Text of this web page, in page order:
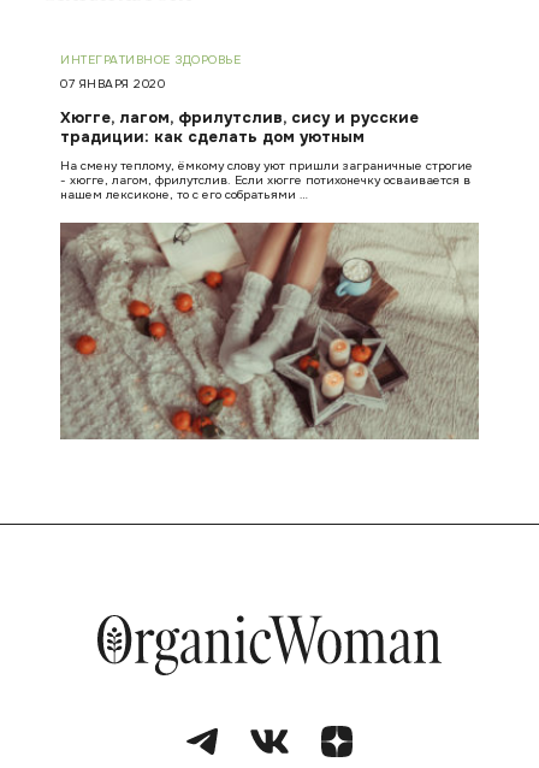
ИНТЕГРАТИВНОЕ ЗДОРОВЬЕ
07 ЯНВАРЯ 2020
Хюгге, лагом, фрилутслив, сису и русские
традиции: как сделать дом уютным
На смену теплому, ёмкому слову уют пришли заграничные строгие
- хюгге, лагом, фрилутслив. Если хюгге потихонечку осваивается в
нашем лексиконе, то с его собратьями …